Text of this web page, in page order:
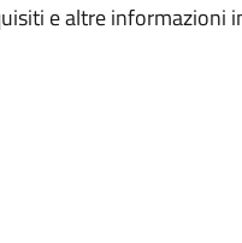
e altre informazioni